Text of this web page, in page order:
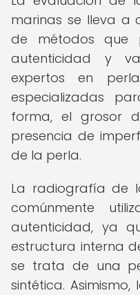
marinas se lleva a
de métodos que
autenticidad y
expertos en
especializadas
forma, el grosor
presencia de
de la perla.
La radiografía de
comúnmente
autenticidad, ya
estructura interna
se trata de una
sintética.